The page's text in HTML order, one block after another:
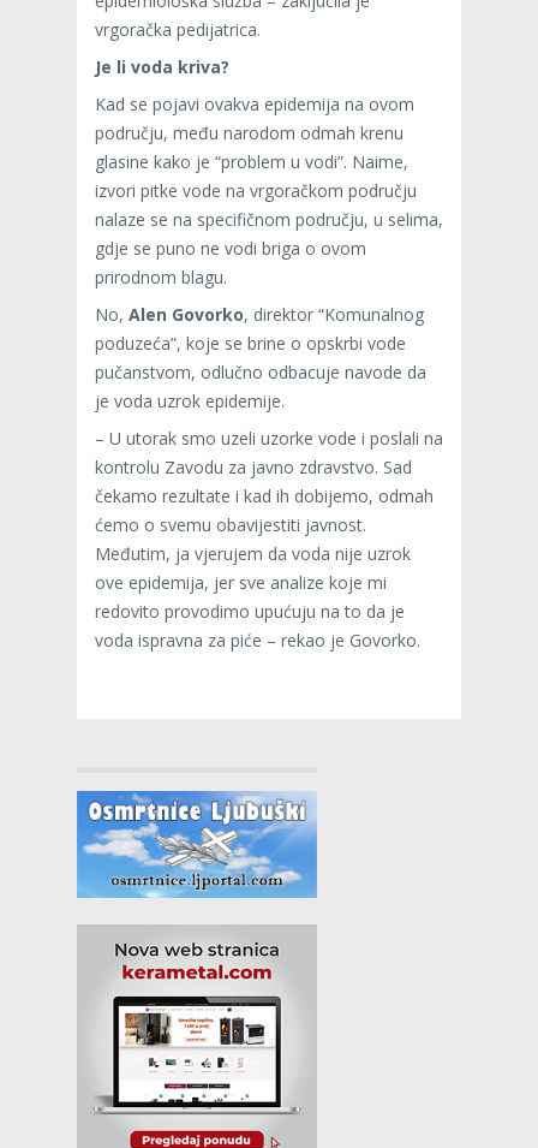
vrgoračka pedijatrica.
Je li voda kriva?
Kad se pojavi ovakva epidemija na ovom
području, među narodom odmah krenu
glasine kako je “problem u vodi”. Naime,
izvori pitke vode na vrgoračkom području
nalaze se na specifičnom području, u selima,
gdje se puno ne vodi briga o ovom
prirodnom blagu.
No, Alen Govorko, direktor “Komunalnog
poduzeća”, koje se brine o opskrbi vode
pučanstvom, odlučno odbacuje navode da
je voda uzrok epidemije.
– U utorak smo uzeli uzorke vode i poslali na
kontrolu Zavodu za javno zdravstvo. Sad
čekamo rezultate i kad ih dobijemo, odmah
ćemo o svemu obavijestiti javnost.
Međutim, ja vjerujem da voda nije uzrok
ove epidemija, jer sve analize koje mi
redovito provodimo upućuju na to da je
voda ispravna za piće – rekao je Govorko.